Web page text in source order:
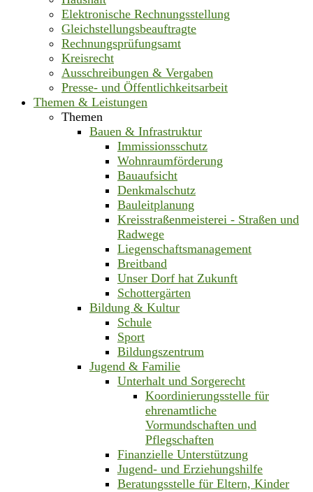
Elektronische Rechnungsstellung
Gleichstellungsbeauftragte
Rechnungsprüfungsamt
Kreisrecht
Ausschreibungen & Vergaben
Presse- und Öffentlichkeitsarbeit
Themen & Leistungen
Themen
Bauen & Infrastruktur
Immissionsschutz
Wohnraumförderung
Bauaufsicht
Denkmalschutz
Bauleitplanung
Kreisstraßenmeisterei - Straßen und
Radwege
Liegenschaftsmanagement
Breitband
Unser Dorf hat Zukunft
Schottergärten
Bildung & Kultur
Schule
Sport
Bildungszentrum
Jugend & Familie
Unterhalt und Sorgerecht
Koordinierungsstelle für
ehrenamtliche
Vormundschaften und
Pflegschaften
Finanzielle Unterstützung
Jugend- und Erziehungshilfe
Beratungsstelle für Eltern, Kinder